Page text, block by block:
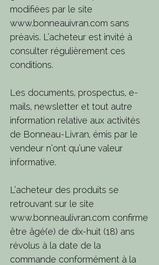
modifiées par le site
www.bonneauivran.com sans
préavis. L’acheteur est invité à
consulter régulièrement ces
conditions.
Les documents, prospectus, e-
mails, newsletter et tout autre
information relative aux activités
de Bonneau-Livran, émis par le
vendeur n’ont qu’une valeur
informative.
L’acheteur des produits se
retrouvant sur le site
www.bonneaulivran.com confirme
être âgé(e) de dix-huit (18) ans
révolus à la date de la
commande conformément à la